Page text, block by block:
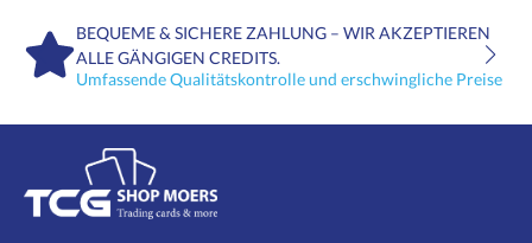
BEQUEME & SICHERE ZAHLUNG – WIR AKZEPTIEREN
ALLE GÄNGIGEN CREDITS.
Umfassende Qualitätskontrolle und erschwingliche Preise